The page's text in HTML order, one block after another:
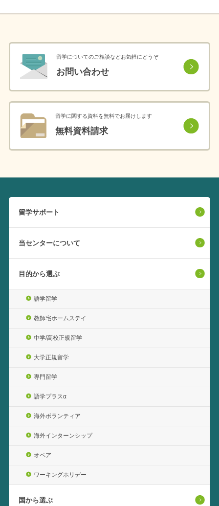
留学についてのご相談などお気軽にどうぞ
お問い合わせ
留学に関する資料を無料でお届けします
無料資料請求
留学サポート
当センターについて
目的から選ぶ
語学留学
教師宅ホームステイ
中学/高校正規留学
大学正規留学
専門留学
語学プラスα
海外ボランティア
海外インターンシップ
オペア
ワーキングホリデー
国から選ぶ